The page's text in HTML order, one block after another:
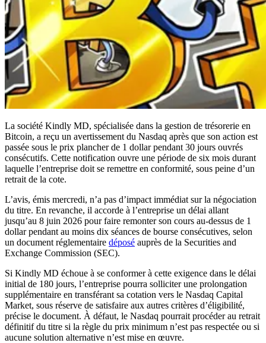
La société Kindly MD, spécialisée dans la gestion de trésorerie en
Bitcoin, a reçu un avertissement du Nasdaq après que son action est
passée sous le prix plancher de 1 dollar pendant 30 jours ouvrés
consécutifs. Cette notification ouvre une période de six mois durant
laquelle l’entreprise doit se remettre en conformité, sous peine d’un
retrait de la cote.
L’avis, émis mercredi, n’a pas d’impact immédiat sur la négociation
du titre. En revanche, il accorde à l’entreprise un délai allant
jusqu’au 8 juin 2026 pour faire remonter son cours au-dessus de 1
dollar pendant au moins dix séances de bourse consécutives, selon
un document réglementaire déposé auprès de la Securities and
Exchange Commission (SEC).
Si Kindly MD échoue à se conformer à cette exigence dans le délai
initial de 180 jours, l’entreprise pourra solliciter une prolongation
supplémentaire en transférant sa cotation vers le Nasdaq Capital
Market, sous réserve de satisfaire aux autres critères d’éligibilité,
précise le document. À défaut, le Nasdaq pourrait procéder au retrait
définitif du titre si la règle du prix minimum n’est pas respectée ou si
aucune solution alternative n’est mise en œuvre.